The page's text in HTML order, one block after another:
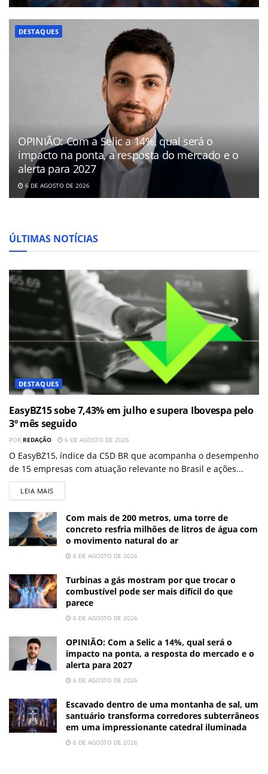
DESTAQUES
OPINIÃO: Com a Selic a 14%, qual será o
impacto na ponta, a resposta do mercado e o
alerta para 2027
6 DE AGOSTO DE 2026
ÚLTIMAS NOTÍCIAS
DESTAQUES
EasyBZ15 sobe 7,43% em julho e supera Ibovespa pelo
3º mês seguido
POR REDAÇÃO 6 DE AGOSTO DE 2026
O EasyBZ15, índice da CSD BR que acompanha o desempenho
de 15 empresas com atuação relevante no Brasil e ações...
LEIA MAIS
Com mais de 200 metros, uma torre de
concreto resfria milhões de litros de água com
o movimento natural do ar
6 DE AGOSTO DE 2026
Turbinas a gás mostram por que trocar o
combustível pode ser mais difícil do que
parece
6 DE AGOSTO DE 2026
OPINIÃO: Com a Selic a 14%, qual será o
impacto na ponta, a resposta do mercado e o
alerta para 2027
6 DE AGOSTO DE 2026
Escavado dentro de uma montanha de sal, um
santuário transforma corredores subterrâneos
em uma impressionante catedral iluminada
6 DE AGOSTO DE 2026